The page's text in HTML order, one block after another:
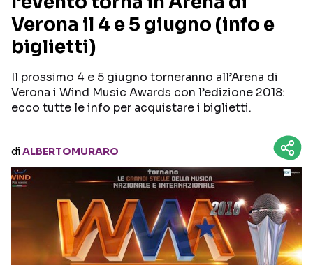
INTERVISTE
GOSSIP E CURIOSITÀ
TOUR ED EVENTI
TALENT SHOW
Verona il 4 e 5 giugno (info e
biglietti)
Il prossimo 4 e 5 giugno torneranno all’Arena di
Verona i Wind Music Awards con l’edizione 2018:
ecco tutte le info per acquistare i biglietti.
diALBERTOMURARO